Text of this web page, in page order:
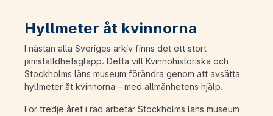
Hyllmeter åt kvinnorna
I nästan alla Sveriges arkiv finns det ett stort
jämställdhetsglapp. Detta vill Kvinnohistoriska och
Stockholms läns museum förändra genom att avsätta
hyllmeter åt kvinnorna – med allmänhetens hjälp.
För tredje året i rad arbetar Stockholms läns museum